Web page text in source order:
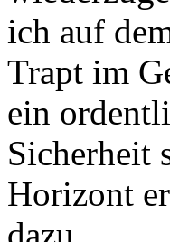
ich auf
Trapt im
ein
Sicherheit
Horizont
dazu.